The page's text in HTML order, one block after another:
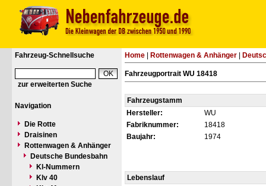
Fahrzeug-Schnellsuche
zur erweiterten Suche
Navigation
Die Rotte
Draisinen
Rottenwagen & Anhänger
Deutsche Bundesbahn
Kl-Nummern
Klv 40
Home Rottenwagen & Anhänger
Fahrzeugportrait WU 18418
Fahrzeugstamm
Hersteller:
WU
Fabriknummer:
18418
Baujahr:
1974
Lebenslauf